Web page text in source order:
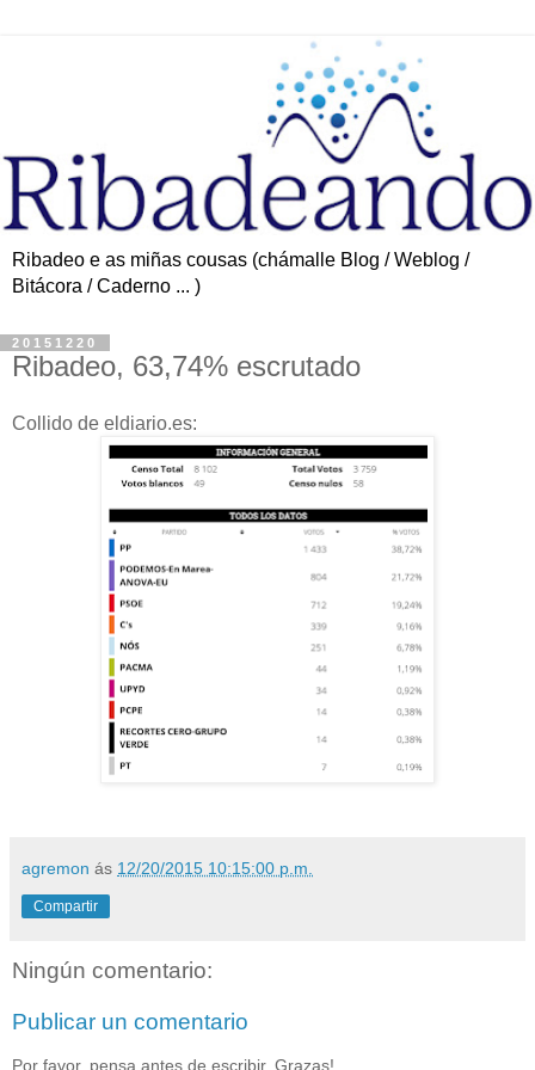
Ribadeo e as miñas cousas (chámalle Blog / Weblog /
Bitácora / Caderno ... )
20151220
Ribadeo, 63,74% escrutado
Collido de eldiario.es:
agremon ás 12/20/2015 10:15:00 p.m.
Compartir
Ningún comentario:
Publicar un comentario
Por favor, pensa antes de escribir. Grazas!